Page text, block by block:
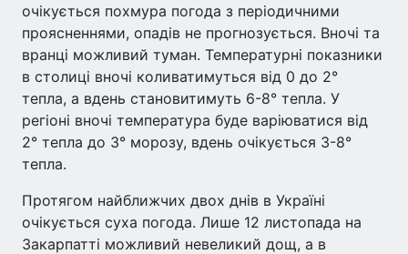
очікується похмура погода з періодичними
проясненнями, опадів не прогнозується. Вночі та
вранці можливий туман. Температурні показники
в столиці вночі коливатимуться від 0 до 2°
тепла, а вдень становитимуть 6-8° тепла. У
регіоні вночі температура буде варіюватися від
2° тепла до 3° морозу, вдень очікується 3-8°
тепла.
Протягом найближчих двох днів в Україні
очікується суха погода. Лише 12 листопада на
Закарпатті можливий невеликий дощ, а в